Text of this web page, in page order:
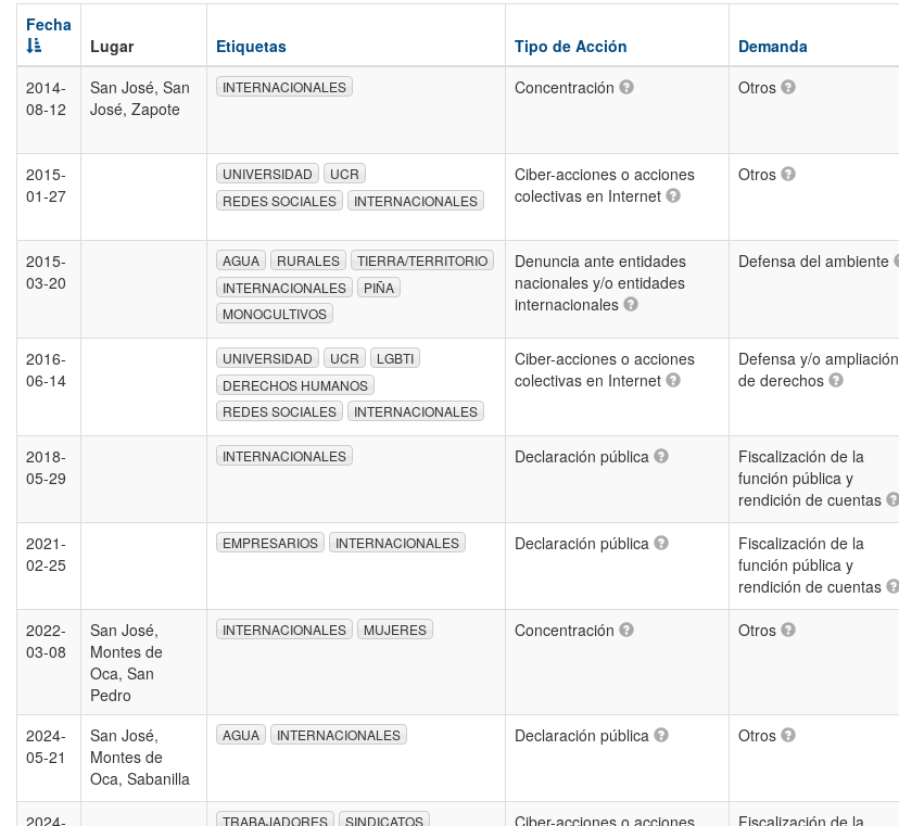
Fecha
Lugar
Etiquetas Tipo de Acción Demanda
2014-
08-12
San José, San
José, Zapote
INTERNACIONALES Concentración Otros
2015-
01-27
UNIVERSIDAD
UCR
REDES SOCIALES
INTERNACIONALES
Ciber-acciones o acciones
colectivas en Internet
Otros
2015-
03-20
AGUA RURALES
TIERRA/TERRITORIO
INTERNACIONALES
PIÑA
MONOCULTIVOS
Denuncia ante entidades
nacionales y/o entidades
internacionales
Defensa del ambiente
2016-
06-14
UNIVERSIDAD UCR
LGBTI
DERECHOS HUMANOS
REDES SOCIALES
INTERNACIONALES
Ciber-acciones o acciones
colectivas en Internet
Defensa y/o ampliación
de derechos
2018-
05-29
INTERNACIONALES Declaración pública
Fiscalización de la
función pública y
rendición de cuentas
2021-
02-25
EMPRESARIOS INTERNACIONALES Declaración pública
Fiscalización de la
función pública y
rendición de cuentas
2022-
03-08
San José,
Montes de
Oca, San
Pedro
INTERNACIONALES MUJERES Concentración Otros
2024-
05-21
San José,
Montes de
Oca, Sabanilla
AGUA INTERNACIONALES Declaración pública Otros
2024- TRABAJADORES SINDICATOS Ciber-acciones o acciones Fiscalización de la